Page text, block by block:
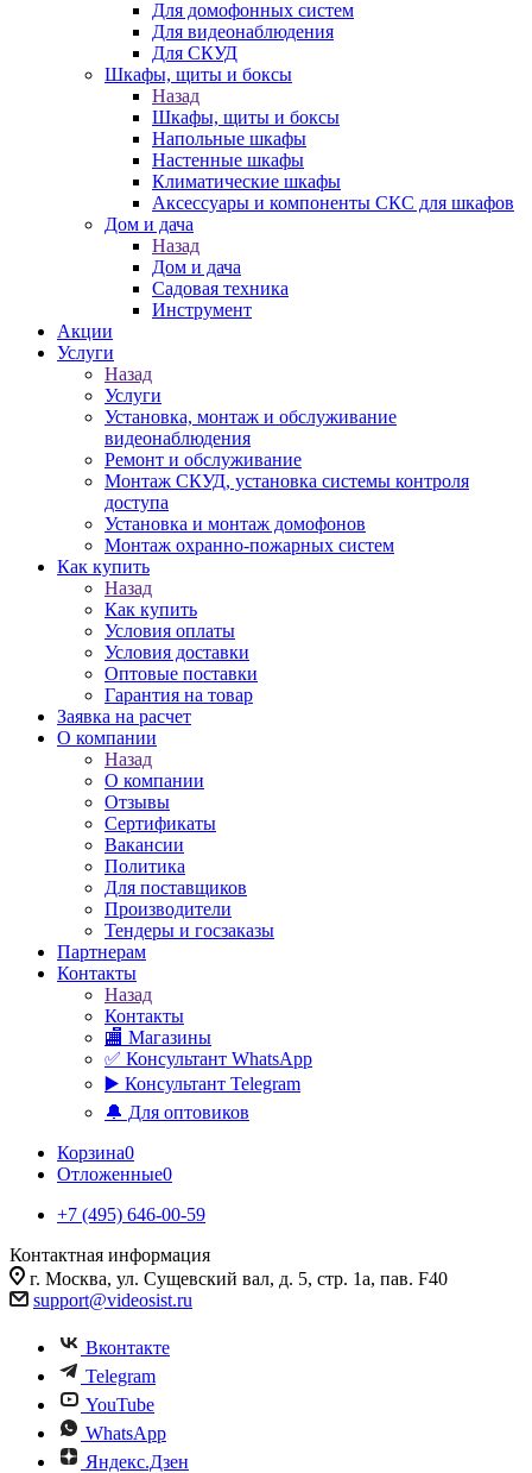
Для домофонных систем
Для видеонаблюдения
Для СКУД
Шкафы, щиты и боксы
Назад
Шкафы, щиты и боксы
Напольные шкафы
Настенные шкафы
Климатические шкафы
Аксессуары и компоненты СКС для шкафов
Дом и дача
Назад
Дом и дача
Садовая техника
Инструмент
Акции
Услуги
Назад
Услуги
Установка, монтаж и обслуживание
видеонаблюдения
Ремонт и обслуживание
Монтаж СКУД, установка системы контроля
доступа
Установка и монтаж домофонов
Монтаж охранно-пожарных систем
Как купить
Назад
Как купить
Условия оплаты
Условия доставки
Оптовые поставки
Гарантия на товар
Заявка на расчет
О компании
Назад
О компании
Отзывы
Сертификаты
Вакансии
Политика
Для поставщиков
Производители
Тендеры и госзаказы
Партнерам
Контакты
Назад
Контакты
🏬 Магазины
✅️ Консультант WhatsApp
▶️ Консультант Telegram
🔔 Для оптовиков
Корзина0
Отложенные0
+7 (495) 646-00-59
Контактная информация
г. Москва, ул. Сущевский вал, д. 5, стр. 1а, пав. F40
support@videosist.ru
Вконтакте
Telegram
YouTube
WhatsApp
Яндекс.Дзен